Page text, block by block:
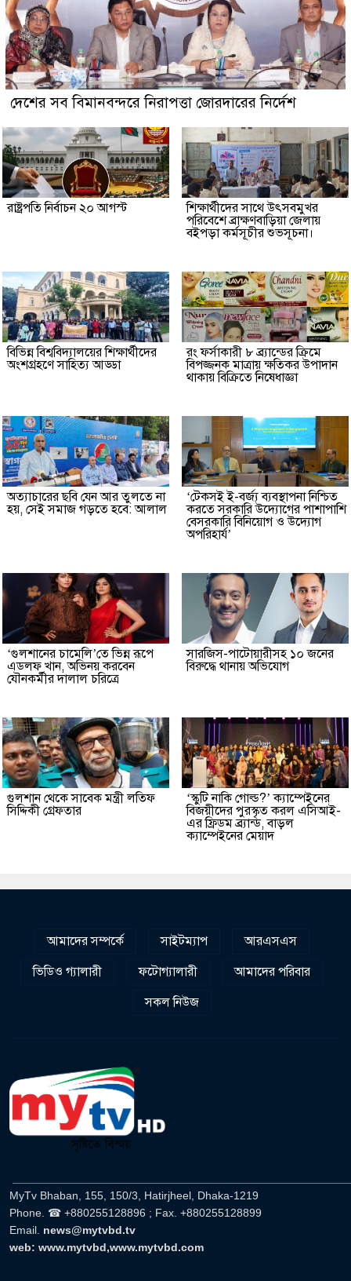
দেশের সব বিমানবন্দরে নিরাপত্তা জোরদারের নির্দেশ
রাষ্ট্রপতি নির্বাচন ২০ আগস্ট
শিক্ষার্থীদের সাথে উৎসবমুখর
পরিবেশে ব্রাক্ষণবাড়িয়া জেলায়
বইপড়া কর্মসূচীর শুভসূচনা।
বিভিন্ন বিশ্ববিদ্যালয়ের শিক্ষার্থীদের
অংশগ্রহণে সাহিত্য আড্ডা
রং ফর্সাকারী ৮ ব্র্যান্ডের ক্রিমে
বিপজ্জনক মাত্রায় ক্ষতিকর উপাদান
থাকায় বিক্রিতে নিষেধাজ্ঞা
অত্যাচারের ছবি যেন আর তুলতে না
হয়, সেই সমাজ গড়তে হবে: আলাল
‘টেকসই ই-বর্জ্য ব্যবস্থাপনা নিশ্চিত
করতে সরকারি উদ্যোগের পাশাপাশি
বেসরকারি বিনিয়োগ ও উদ্যোগ
অপরিহার্য’
‘গুলশানের চামেলি’তে ভিন্ন রূপে
এডলফ খান, অভিনয় করবেন
যৌনকর্মীর দালাল চরিত্রে
সারজিস-পাটোয়ারীসহ ১০ জনের
বিরুদ্ধে থানায় অভিযোগ
গুলশান থেকে সাবেক মন্ত্রী লতিফ
সিদ্দিকী গ্রেফতার
‘স্কুটি নাকি গোল্ড?’ ক্যাম্পেইনের
বিজয়ীদের পুরস্কৃত করল এসিআই-
এর ফ্রিডম ব্র্যান্ড, বাড়ল
ক্যাম্পেইনের মেয়াদ
আমাদের সম্পর্কে সাইটম্যাপ
আরএসএস
ভিডিও গ্যালারী
ফটোগ্যালারী
আমাদের পরিবার
সকল নিউজ
MyTv Bhaban, 155, 150/3, Hatirjheel, Dhaka-1219
Phone. ☎ +880255128896 ; Fax. +880255128899
Email. news@mytvbd.tv
web: www.mytvbd,www.mytvbd.com